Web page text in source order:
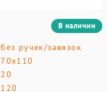
В наличии
без ручек/завязок
70х110
20
120